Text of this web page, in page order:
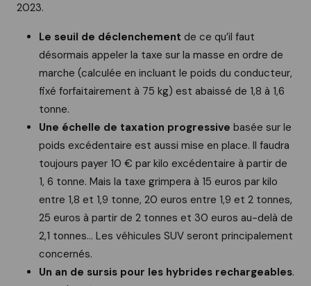
2023.
Le seuil de déclenchement de ce qu’il faut
désormais appeler la taxe sur la masse en ordre de
marche (calculée en incluant le poids du conducteur,
fixé forfaitairement à 75 kg) est abaissé de 1,8 à 1,6
tonne.
Une échelle de taxation progressive basée sur le
poids excédentaire est aussi mise en place. Il faudra
toujours payer 10 € par kilo excédentaire à partir de
1, 6 tonne. Mais la taxe grimpera à 15 euros par kilo
entre 1,8 et 1,9 tonne, 20 euros entre 1,9 et 2 tonnes,
25 euros à partir de 2 tonnes et 30 euros au-delà de
2,1 tonnes... Les véhicules SUV seront principalement
concernés.
Un an de sursis pour les hybrides rechargeables.